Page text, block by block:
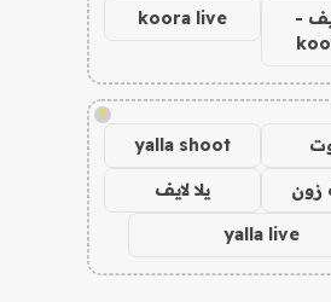
-
koora live
!
yalla shoot
زون يلا لايف
yalla live